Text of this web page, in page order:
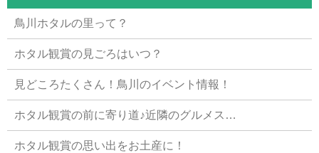
鳥川ホタルの里って？
ホタル観賞の見ごろはいつ？
見どころたくさん！鳥川のイベント情報！
ホタル観賞の前に寄り道♪近隣のグルメス…
ホタル観賞の思い出をお土産に！